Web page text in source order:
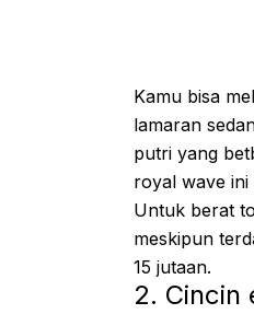
Kamu bisa
lamaran
putri yang
royal wave ini
Untuk berat
meskipun
15 jutaan.
2. Cincin